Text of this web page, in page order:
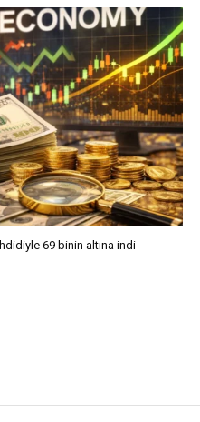
69 binin altına indi